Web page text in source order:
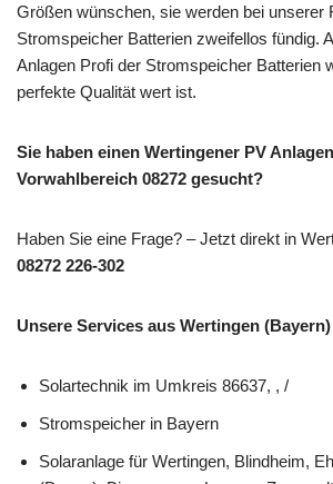
Größen wünschen, sie werden bei unserer
Stromspeicher Batterien zweifellos fündig.
Anlagen Profi der Stromspeicher Batterien
perfekte Qualität wert ist.
Sie haben einen Wertingener PV
Vorwahlbereich 08272 gesucht?
Haben Sie eine Frage? – Jetzt direkt in
08272 226-302
Unsere Services aus Wertingen (Bayern)
Solartechnik im Umkreis 86637, , /
Stromspeicher in Bayern
Solaranlage für Wertingen, Blindheim,